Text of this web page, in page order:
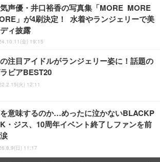
気声優・井口裕香の写真集「MORE MORE
」が4刷決定！ 水着やランジェリーで美
ィ披露
金) 19:15
注目アイドルがランジェリー姿に！話題の
ビアBEST20
火) 12:11
意味するのか…めったに泣かないBLACKP
・ジス、10周年イベント終了しファンを前
日) 11:17